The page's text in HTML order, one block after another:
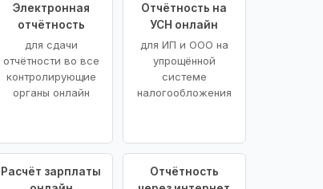
Электронная
отчётность
для сдачи
отчётности во все
контролирующие
органы онлайн
Отчётность на
УСН онлайн
для ИП и ООО на
упрощённой
системе
налогообложения
Расчёт зарплаты
Отчётность